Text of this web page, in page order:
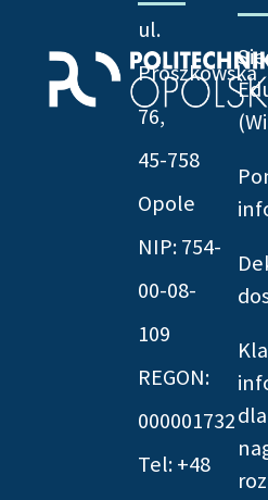
ul.
Prószkowska
76,
45-758
Opole
NIP: 754-
00-08-
109
REGON:
000001732
Tel: +48
dla